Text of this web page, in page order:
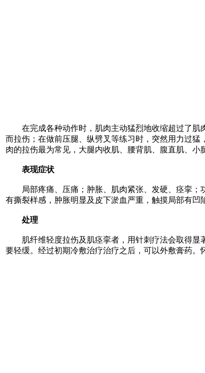
在完成各种动作时，肌肉主动猛烈地收缩超过了肌
而拉伤；在做前压腿、纵劈叉等练习时，突然用力过
肉的拉伤最为常见，大腿内收肌、腰背肌、腹直肌、小
表现症状
局部疼痛、压痛；肿胀、肌肉紧张、发硬、痉挛；
有撕裂样感，肿胀明显及皮下淤血严重，触摸局部有凹
处理
肌纤维轻度拉伤及肌痉挛者，用针刺疗法会取得显
要轻缓。经过初期冷敷治疗治疗之后，可以外敷膏药